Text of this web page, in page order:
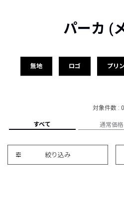
パーカ (
無地 ロゴ プリ
対象件数 :
すべて 通常価格
絞り込み